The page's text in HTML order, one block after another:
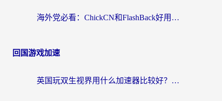
海外党必看：ChickCN和FlashBack好用吗？3招教你选对回国加速器（附云极、HomeCN、斧牛vs艾果对比）
回国游戏加速
英国玩双生视界用什么加速器比较好？海外党亲测有效的国服游戏加速方案